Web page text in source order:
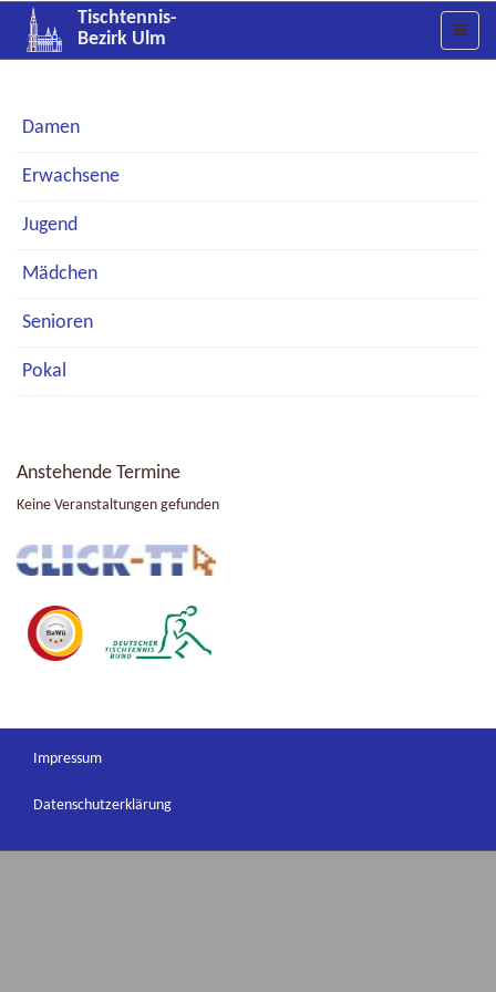
Tischtennis-
Bezirk Ulm
Damen
Erwachsene
Jugend
Mädchen
Senioren
Pokal
Anstehende Termine
Keine Veranstaltungen gefunden
Impressum
Datenschutzerklärung